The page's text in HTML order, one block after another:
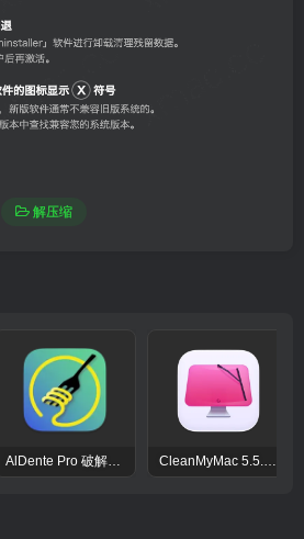
解压缩
AlDente Pro 破解版 – macOS强大的电池管家电池优化工具 CleanMyMac 5.5.7 破解版 – macOS系统优化清理工具